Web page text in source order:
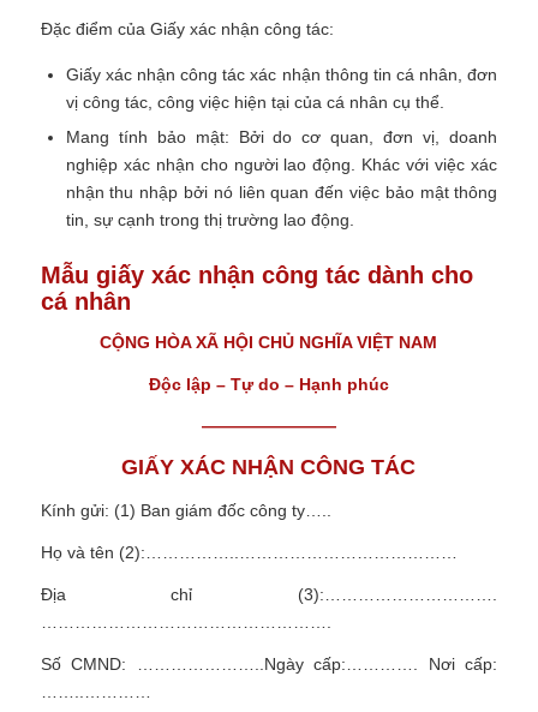
Đặc điểm của Giấy xác nhận công tác:
Giấy xác nhận công tác xác nhận thông tin cá nhân, đơn
vị công tác, công việc hiện tại của cá nhân cụ thể.
Mang tính bảo mật: Bởi do cơ quan, đơn vị, doanh
nghiệp xác nhận cho người lao động. Khác với việc xác
nhận thu nhập bởi nó liên quan đến việc bảo mật thông
tin, sự cạnh trong thị trường lao động.
Mẫu giấy xác nhận công tác dành cho
cá nhân
CỘNG HÒA XÃ HỘI CHỦ NGHĨA VIỆT NAM
Độc lập – Tự do – Hạnh phúc
————————
GIẤY XÁC NHẬN CÔNG TÁC
Kính gửi: (1) Ban giám đốc công ty…..
Họ và tên (2):……………..…………………………………
Địa chỉ (3):………………………….
Số CMND: …………………..Ngày cấp:…………. Nơi cấp: